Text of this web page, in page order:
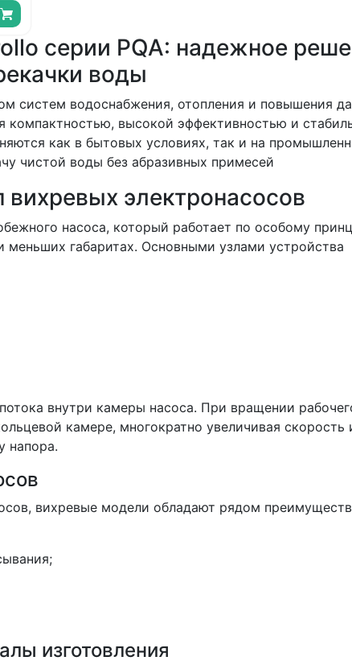
серии PQA: надежное
воды
систем водоснабжения, отопления и повышения
компактностью, высокой эффективностью и
как в бытовых условиях, так и на
чистой воды без абразивных примесей
электронасосов
насоса, который работает по особому
габаритах. Основными узлами устройства
внутри камеры насоса. При вращении
камере, многократно увеличивая скорость
напора.
вихревые модели обладают рядом
изготовления